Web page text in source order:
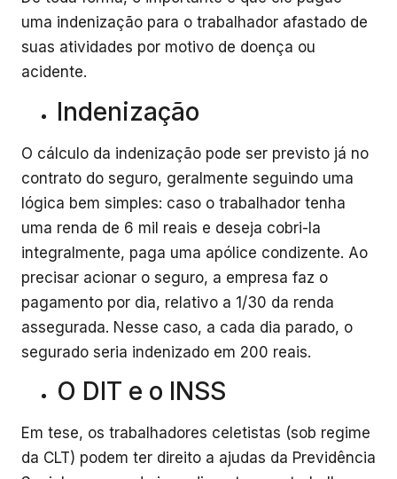
uma indenização para o trabalhador afastado de
suas atividades por motivo de doença ou
acidente.
Indenização
O cálculo da indenização pode ser previsto já no
contrato do seguro, geralmente seguindo uma
lógica bem simples: caso o trabalhador tenha
uma renda de 6 mil reais e deseja cobri-la
integralmente, paga uma apólice condizente. Ao
precisar acionar o seguro, a empresa faz o
pagamento por dia, relativo a 1/30 da renda
assegurada. Nesse caso, a cada dia parado, o
segurado seria indenizado em 200 reais.
O DIT e o INSS
Em tese, os trabalhadores celetistas (sob regime
da CLT) podem ter direito a ajudas da Previdência